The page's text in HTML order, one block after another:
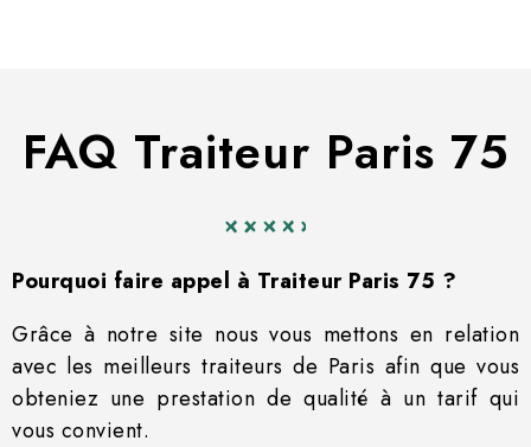
FAQ Traiteur Paris 75
Pourquoi faire appel à Traiteur Paris 75 ?
Grâce à notre site nous vous mettons en relation
avec les meilleurs traiteurs de Paris afin que vous
obteniez une prestation de qualité à un tarif qui
vous convient.